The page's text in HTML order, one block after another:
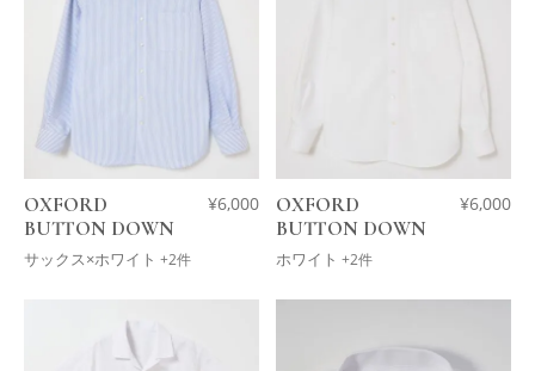
OXFORD
BUTTON DOWN
サックス×ホワイト +2件
¥6,000
OXFORD
BUTTON DOWN
ホワイト +2件
¥6,000